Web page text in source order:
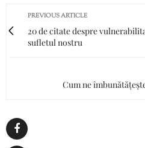
PREVIOUS ARTICLE
20 de citate despre
sufletul nostru
Cum ne